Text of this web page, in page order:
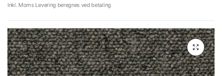
Inkl. Moms Levering beregnes ved betaling